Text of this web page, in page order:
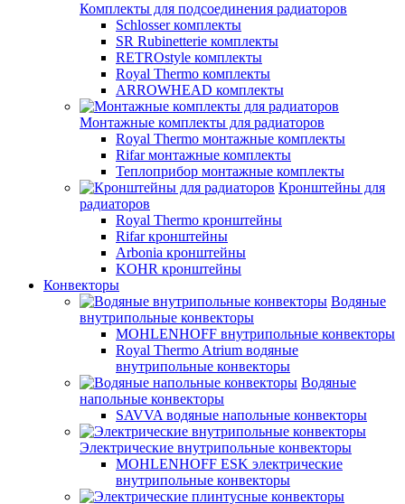
Комплекты для подсоединения радиаторов
Schlosser комплекты
SR Rubinetterie комплекты
RETROstyle комплекты
Royal Thermo комплекты
ARROWHEAD комплекты
Монтажные комплекты для радиаторов
Royal Thermo монтажные комплекты
Rifar монтажные комплекты
Теплоприбор монтажные комплекты
Кронштейны для
радиаторов
Royal Thermo кронштейны
Rifar кронштейны
Arbonia кронштейны
KOHR кронштейны
Конвекторы
Водяные
внутрипольные конвекторы
MOHLENHOFF внутрипольные конвекторы
Royal Thermo Atrium водяные
внутрипольные конвекторы
Водяные
напольные конвекторы
SAVVA водяные напольные конвекторы
Электрические внутрипольные конвекторы
MOHLENHOFF ESK электрические
внутрипольные конвекторы